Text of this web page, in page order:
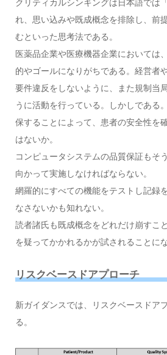
クリティカルシンキングは日本語では
れ、思い込みや既成概念を排除し、前
むといった思考法である。
医薬品企業や医療機器企業においては
的やゴールになりがちである。経営者
要件違反をしないように、また規制当
うに活動を行っている。しかしである
保することによって、患者の安全性を
はないか。
コンピュータシステムの品質保証もそ
向かって実施しなければならない。
網羅的にすべての機能をテストし記録
なさないかも知れない。
読者諸氏も既成概念をどれだけ崩すこ
を疑ってかかれるかが試されることにな
リスクベースドアプローチ
新ガイダンスでは、リスクベースドア
る。